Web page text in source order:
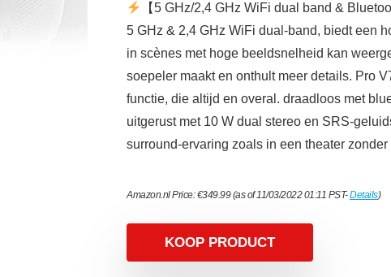
【5 GHz/2,4 GHz WiFi dual band &
5 GHz & 2,4 GHz WiFi dual-band, biedt een
in scènes met hoge beeldsnelheid kan
soepeler maakt en onthult meer details. Pro
functie, die altijd en overal. draadloos met
uitgerust met 10 W dual stereo en SRS-
surround-ervaring zoals in een theater
Amazon.nl Price:€349.99(as of 11/03/2022 01:11 PST-Details)
KOOP PRODUCT